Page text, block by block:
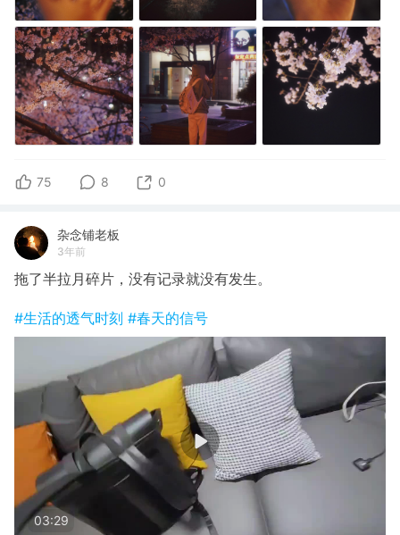
75 8 0
杂念铺老板
3年前
拖了半拉月碎片，没有记录就没有发生。
#生活的透气时刻 #春天的信号
03:29